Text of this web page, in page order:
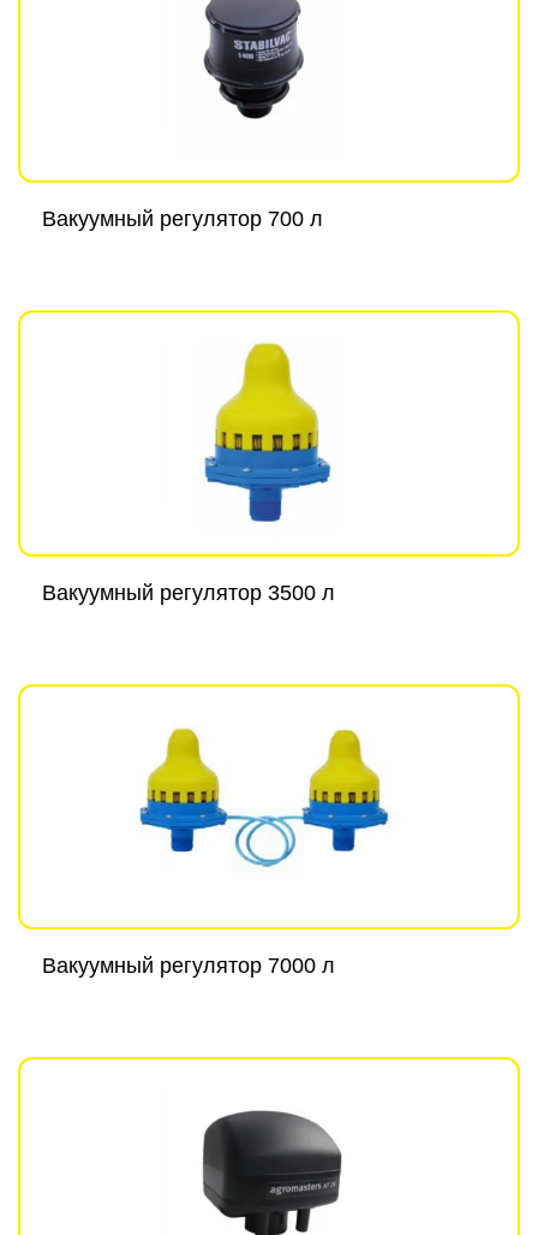
Вакуумный регулятор 700 л
Вакуумный регулятор 3500 л
Вакуумный регулятор 7000 л